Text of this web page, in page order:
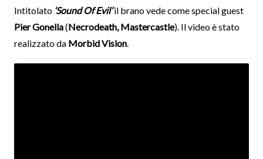
Intitolato ‘Sound Of Evil’il brano vede come special guest
Pier Gonella(Necrodeath, Mastercastle). Il video è stato
realizzato da Morbid Vision.